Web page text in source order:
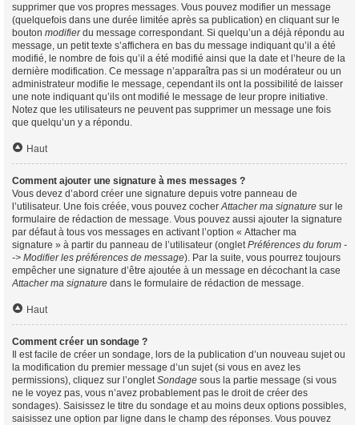
supprimer que vos propres messages. Vous pouvez modifier un message
(quelquefois dans une durée limitée après sa publication) en cliquant sur le
bouton modifierdu message correspondant. Si quelqu’un a déjà répondu au
message, un petit texte s’affichera en bas du message indiquant qu’il a été
modifié, le nombre de fois qu’il a été modifié ainsi que la date et l’heure de la
dernière modification. Ce message n’apparaîtra pas si un modérateur ou un
administrateur modifie le message, cependant ils ont la possibilité de laisser
une note indiquant qu’ils ont modifié le message de leur propre initiative.
Notez que les utilisateurs ne peuvent pas supprimer un message une fois
que quelqu’un y a répondu.
Haut
Comment ajouter une signature à mes messages ?
Vous devez d’abord créer une signature depuis votre panneau de
l’utilisateur. Une fois créée, vous pouvez cocherAttacher ma signature sur le
formulaire de rédaction de message. Vous pouvez aussi ajouter la signature
par défaut à tous vos messages en activant l’option « Attacher ma
signature » à partir du panneau de l’utilisateur (ongletPréférences du forum -
-> Modifier les préférences de message). Par la suite, vous pourrez toujours
empêcher une signature d’être ajoutée à un message en décochant la case
Attacher ma signature dans le formulaire de rédaction de message.
Haut
Comment créer un sondage ?
Il est facile de créer un sondage, lors de la publication d’un nouveau sujet ou
la modification du premier message d’un sujet (si vous en avez les
permissions), cliquez sur l’ongletSondage sous la partie message (si vous
ne le voyez pas, vous n’avez probablement pas le droit de créer des
sondages). Saisissez le titre du sondage et au moins deux options possibles,
saisissez une option par ligne dans le champ des réponses. Vous pouvez